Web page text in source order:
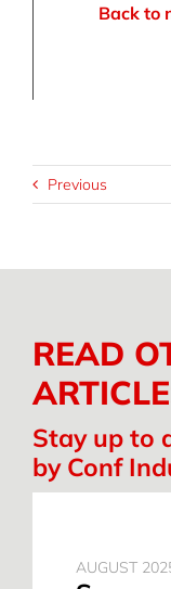
Back to
Previous
READ
Stay up to
by Conf
AUGUST